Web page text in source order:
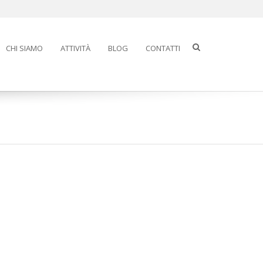
CHI SIAMO ATTIVITÀ BLOG CONTATTI